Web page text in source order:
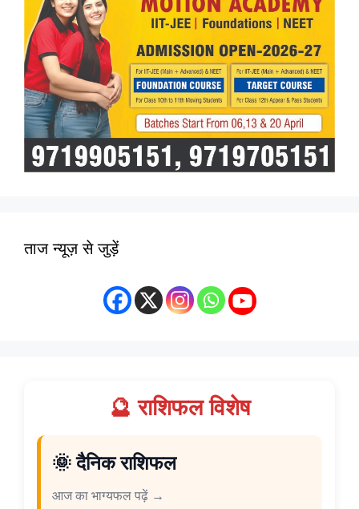
ताज न्यूज़ से जुड़ें
🔮 राशिफल विशेष
🌞 दैनिक राशिफल
आज का भाग्यफल पढ़ें →